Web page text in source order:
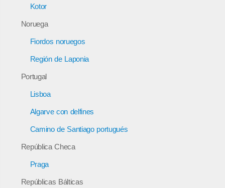
Kotor
Noruega
Fiordos noruegos
Región de Laponia
Portugal
Lisboa
Algarve con delfines
Camino de Santiago portugués
República Checa
Praga
Repúblicas Bálticas